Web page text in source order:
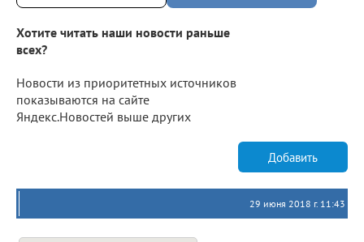
Хотите читать наши новости раньше
всех?
Новости из приоритетных источников
показываются на сайте
Яндекс.Новостей выше других
Добавить
29 июня 2018 г. 11:43